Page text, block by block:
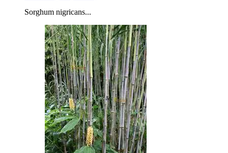
Sorghum nigricans...